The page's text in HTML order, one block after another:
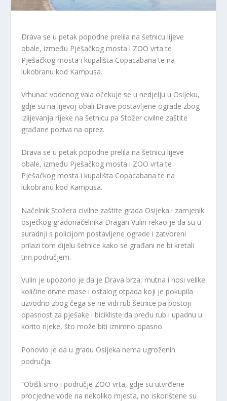
Drava se u petak popodne prelila na šetnicu lijeve
obale, između Pješačkog mosta i ZOO vrta te
Pješačkog mosta i kupališta Copacabana te na
lukobranu kod Kampusa.
Vrhunac vodenog vala očekuje se u nedjelju u Osijeku,
gdje su na lijevoj obali Drave postavljene ograde zbog
izlijevanja rijeke na šetnicu pa Stožer civilne zaštite
građane poziva na oprez.
Drava se u petak popodne prelila na šetnicu lijeve
obale, između Pješačkog mosta i ZOO vrta te
Pješačkog mosta i kupališta Copacabana te na
lukobranu kod Kampusa.
Načelnik Stožera civilne zaštite grada Osijeka i zamjenik
osječkog gradonačelnika Dragan Vulin rekao je da su u
suradnji s policijom postavljene ograde i zatvoreni
prilazi tom dijelu šetnice kako se građani ne bi kretali
tim područjem.
Vulin je upozorio je da je Drava brza, mutna i nosi velike
količine drvne mase i ostalog otpada koji je pokupila
uzvodno zbog čega se ne vidi rub šetnice pa postoji
opasnost za pješake i bicikliste da pređu rub i upadnu u
korito rijeke, što može biti iznimno opasno.
Ponovio je da u gradu Osijeka nema ugroženih
područja.
“Obišli smo i područje ZOO vrta, gdje su utvrđene
procjedne vode na nekoliko mjesta, no iskorištene su